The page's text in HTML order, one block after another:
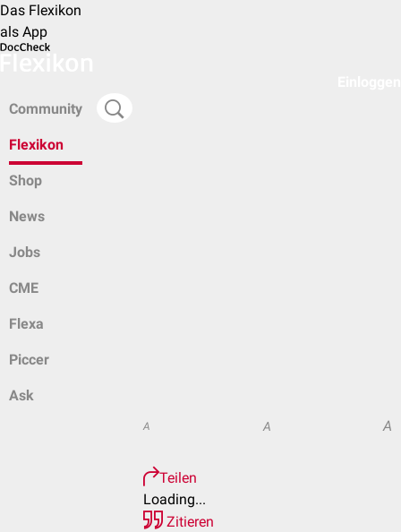
Das Flexikon
als App
Community
Flexikon
Shop
News
Jobs
CME
Flexa
Piccer
Ask
A A A
Teilen
Loading...
Zitieren